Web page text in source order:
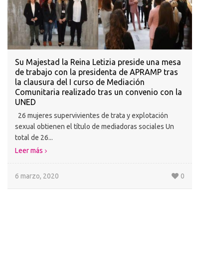
Su Majestad la Reina Letizia preside una mesa
de trabajo con la presidenta de APRAMP tras
la clausura del I curso de Mediación
Comunitaria realizado tras un convenio con la
UNED
26 mujeres supervivientes de trata y explotación
sexual obtienen el título de mediadoras sociales Un
total de 26...
Leer más
6 marzo, 2020 0